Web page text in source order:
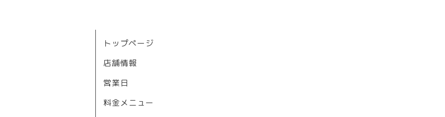
トップページ
店舗情報
営業日
料金メニュー